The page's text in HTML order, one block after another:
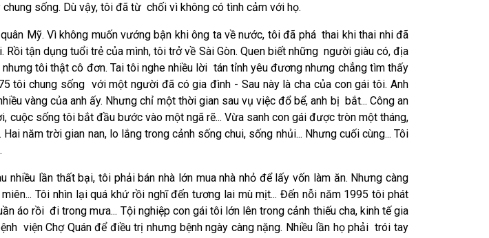
sống. Dù vậy, tôi đã từ chối vì không có tình cảm với họ.
Mỹ. Vì không muốn vướng bận khi ông ta về nước, tôi đã phá thai khi thai nhi đã
tận dụng tuổi trẻ của mình, tôi trở về Sài Gòn. Quen biết những người giàu có, địa
tôi thật cô đơn. Tai tôi nghe nhiều lời tán tỉnh yêu đương nhưng chẳng tìm thấy
tôi chung sống với một người đã có gia đình - Sau này là cha của con gái tôi. Anh
vàng của anh ấy. Nhưng chỉ một thời gian sau vụ việc đổ bể, anh bị bắt... Công an
sống tôi bắt đầu bước vào một ngã rẽ... Vừa sanh con gái được tròn một tháng,
năm trời gian nan, lo lắng trong cảnh sống chui, sống nhủi... Nhưng cuối cùng... Tôi
lần thất bại, tôi phải bán nhà lớn mua nhà nhỏ để lấy vốn làm ăn. Nhưng càng
Tôi nhìn lại quá khứ rồi nghĩ đến tương lai mù mịt... Đến nỗi năm 1995 tôi phát
áo rồi đi trong mưa... Tội nghiệp con gái tôi lớn lên trong cảnh thiếu cha, kinh tế gia
viện Chợ Quán để điều trị nhưng bệnh ngày càng nặng. Nhiều lần họ phải trói tay